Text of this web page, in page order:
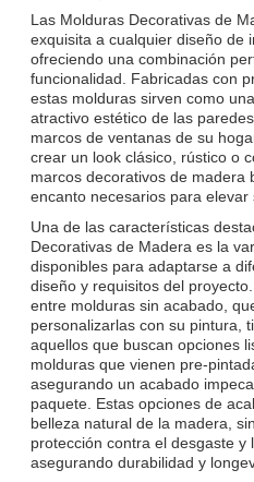
Las Molduras Decorativas de
exquisita a cualquier diseño de
ofreciendo una combinación
funcionalidad. Fabricadas con
estas molduras sirven como
atractivo estético de las
marcos de ventanas de su
crear un look clásico, rústico o
marcos decorativos de madera
encanto necesarios para elevar
Una de las características
Decorativas de Madera es la
disponibles para adaptarse a
diseño y requisitos del
entre molduras sin acabado,
personalizarlas con su pintura,
aquellos que buscan opciones
molduras que vienen pre-
asegurando un acabado
paquete. Estas opciones de
belleza natural de la madera,
protección contra el desgaste y
asegurando durabilidad y